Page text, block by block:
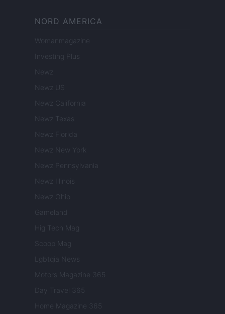
NORD AMERICA
Womanmagazine
Investing Plus
Newz
Newz US
Newz California
Newz Texas
Newz Florida
Newz New York
Newz Pennsylvania
Newz Illinois
Newz Ohio
Gameland
Hig Tech Mag
Scoop Mag
Lgbtqia News
Motors Magazine 365
Day Travel 365
Home Magazine 365